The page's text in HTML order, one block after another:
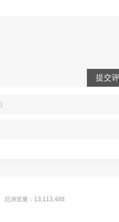
提交
总浏览量：13,113,488